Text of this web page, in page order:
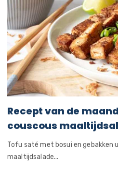
Recept van de
couscous
Tofu saté met bosui en gebakken
maaltijdsalade...